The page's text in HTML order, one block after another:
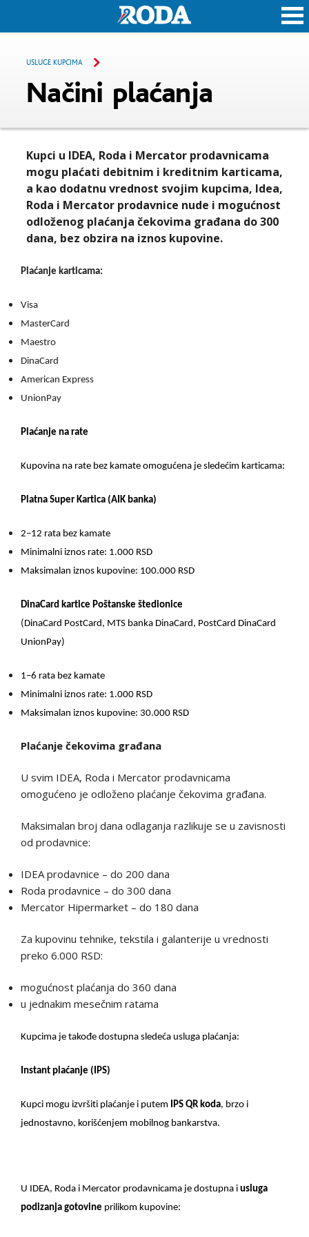
USLUGE KUPCIMA
Načini plaćanja
Kupci u IDEA, Roda i Mercator prodavnicama
mogu plaćati debitnim i kreditnim karticama,
a kao dodatnu vrednost svojim kupcima, Idea,
Roda i Mercator prodavnice nude i mogućnost
odloženog plaćanja čekovima građana do 300
dana, bez obzira na iznos kupovine.
Plaćanje karticama:
Visa
MasterCard
Maestro
DinaCard
American Express
UnionPay
Plaćanje na rate
Kupovina na rate bez kamate omogućena je sledećim karticama:
Platna Super Kartica (AIK banka)
2–12 rata bez kamate
Minimalni iznos rate: 1.000 RSD
Maksimalan iznos kupovine: 100.000 RSD
DinaCard kartice Poštanske štedionice
(DinaCard PostCard, MTS banka DinaCard, PostCard DinaCard
UnionPay)
1–6 rata bez kamate
Minimalni iznos rate: 1.000 RSD
Maksimalan iznos kupovine: 30.000 RSD
Plaćanje čekovima građana
U svim IDEA, Roda i Mercator prodavnicama
omogućeno je odloženo plaćanje čekovima građana.
Maksimalan broj dana odlaganja razlikuje se u zavisnosti
od prodavnice:
IDEA prodavnice – do 200 dana
Roda prodavnice – do 300 dana
Mercator Hipermarket – do 180 dana
Za kupovinu tehnike, tekstila i galanterije u vrednosti
preko 6.000 RSD:
mogućnost plaćanja do 360 dana
u jednakim mesečnim ratama
Kupcima je takođe dostupna sledeća usluga plaćanja:
Instant plaćanje (IPS)
Kupci mogu izvršiti plaćanje i putem IPS QR koda, brzo i
jednostavno, korišćenjem mobilnog bankarstva.
U IDEA, Roda i Mercator prodavnicama je dostupna i usluga
podizanja gotovine prilikom kupovine: